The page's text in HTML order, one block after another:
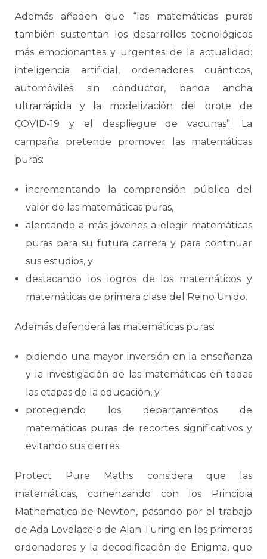
Además añaden que “las matemáticas puras
también sustentan los desarrollos tecnológicos
más emocionantes y urgentes de la actualidad:
inteligencia artificial, ordenadores cuánticos,
automóviles sin conductor, banda ancha
ultrarrápida y la modelización del brote de
COVID-19 y el despliegue de vacunas”. La
campaña pretende promover las matemáticas
puras:
incrementando la comprensión pública del
valor de las matemáticas puras,
alentando a más jóvenes a elegir matemáticas
puras para su futura carrera y para continuar
sus estudios, y
destacando los logros de los matemáticos y
matemáticas de primera clase del Reino Unido.
Además defenderá las matemáticas puras:
pidiendo una mayor inversión en la enseñanza
y la investigación de las matemáticas en todas
las etapas de la educación, y
protegiendo los departamentos de
matemáticas puras de recortes significativos y
evitando sus cierres.
Protect Pure Maths considera que las
matemáticas, comenzando con los Principia
Mathematica de Newton, pasando por el trabajo
de Ada Lovelace o de Alan Turing en los primeros
ordenadores y la decodificación de Enigma, que